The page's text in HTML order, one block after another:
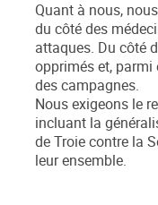
Quant à nous,
du côté des
attaques. Du côté
opprimés et, parmi
des campagnes.
Nous exigeons le
incluant la
de Troie contre la
leur ensemble.